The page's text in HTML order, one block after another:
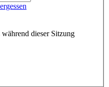
dieser Sitzung